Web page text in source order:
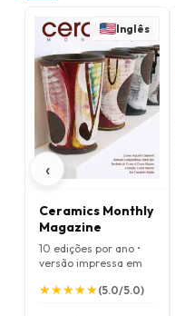
‹
Inglês
Ceramics Monthly
Magazine
10 edições por ano •
versão impressa em
★
★★
★★
★★
★★
★(5.0/5.0)